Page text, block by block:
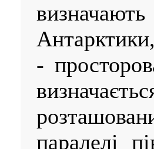
-
паралелі